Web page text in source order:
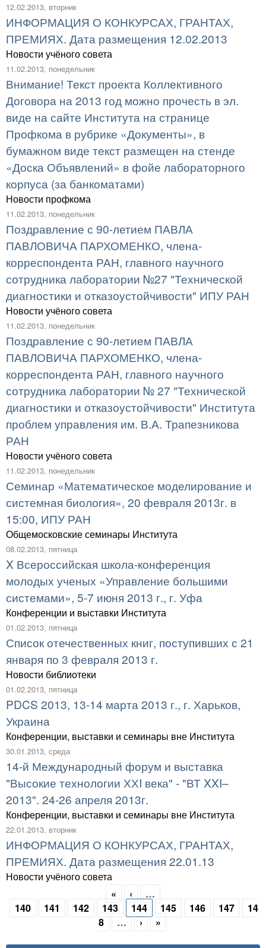
12.02.2013, вторник
ИНФОРМАЦИЯ О КОНКУРСАХ, ГРАНТАХ,
ПРЕМИЯХ. Дата размещения 12.02.2013
Новости учёного совета
11.02.2013, понедельник
Внимание! Текст проекта Коллективного
Договора на 2013 год можно прочесть в эл.
виде на сайте Института на странице
Профкома в рубрике «Документы», в
бумажном виде текст размещен на стенде
«Доска Объявлений» в фойе лабораторного
корпуса (за банкоматами)
Новости профкома
11.02.2013, понедельник
Поздравление с 90-летием ПАВЛА
ПАВЛОВИЧА ПАРХОМЕНКО, члена-
корреспондента РАН, главного научного
сотрудника лаборатории №27 "Технической
диагностики и отказоустойчивости" ИПУ РАН
Новости учёного совета
11.02.2013, понедельник
Поздравление с 90-летием ПАВЛА
ПАВЛОВИЧА ПАРХОМЕНКО, члена-
корреспондента РАН, главного научного
сотрудника лаборатории № 27 "Технической
диагностики и отказоустойчивости" Института
проблем управления им. В.А. Трапезникова
РАН
Новости учёного совета
11.02.2013, понедельник
Семинар «Математическое моделирование и
системная биология», 20 февраля 2013г. в
15:00, ИПУ РАН
Общемосковские семинары Института
08.02.2013, пятница
X Всероссийская школа-конференция
молодых ученых «Управление большими
системами», 5-7 июня 2013 г., г. Уфа
Конференции и выставки Института
01.02.2013, пятница
Список отечественных книг, поступивших с 21
января по 3 февраля 2013 г.
Новости библиотеки
01.02.2013, пятница
PDCS 2013, 13-14 марта 2013 г., г. Харьков,
Украина
Конференции, выставки и семинары вне Института
30.01.2013, среда
14-й Международный форум и выставка
"Высокие технологии ХХI века" - "ВТ XXI–
2013". 24-26 апреля 2013г.
Конференции, выставки и семинары вне Института
22.01.2013, вторник
ИНФОРМАЦИЯ О КОНКУРСАХ, ГРАНТАХ,
ПРЕМИЯХ. Дата размещения 22.01.13
Новости учёного совета
Страницы
« ‹
…
140
141 142 143 144 145 146 147
14
8
… › »